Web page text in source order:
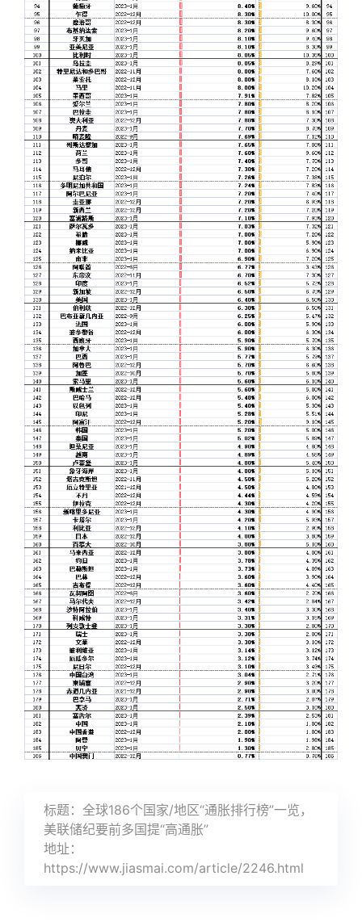
标题：全球186个国家/地区“通胀排行榜”一览，
美联储纪要前多国提“高通胀”
地址：
https://www.jiasmai.com/article/2246.html